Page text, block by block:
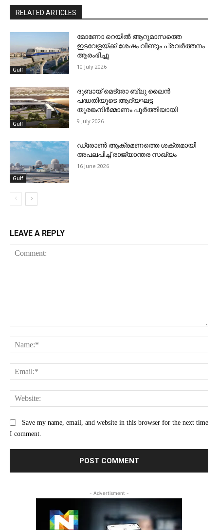
RELATED ARTICLES
Gulf
മോണോ റെയില്‍ ആറുമാസത്തെ
ഇടവേളയ്ക്ക് ശേഷം വീണ്ടും പ്രവര്‍ത്തനം
ആരംഭിച്ചു
10 July 2026
Gulf
ദുബായ് മെട്രോ ബ്ലു ലൈന്‍
പദ്ധതിയുടെ ആദ്യഘട്ട
തുരങ്കനിര്‍മ്മാണം പൂര്‍ത്തിയായി
9 July 2026
Gulf
ഡ്രോണ്‍ ആക്രമണത്തെ ശക്തമായി
അപലപിച്ച് രാജ്യാന്തര സഖ്യം
16 June 2026
LEAVE A REPLY
Save my name, email, and website in this browser for the next time
I comment.
- Advertisment -